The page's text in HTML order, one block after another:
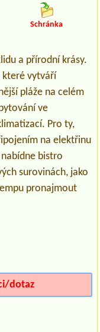
Schránka
a přírodní krásy.
které vytváří
pláže na celém
ve
Pro ty,
na elektřinu
bistro
surovinách, jako
pronajmout
dotaz